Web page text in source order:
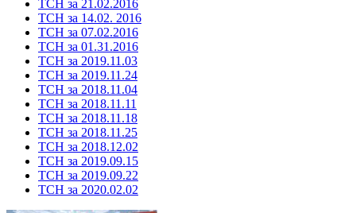
ТСН за 21.02.2016
ТСН за 14.02. 2016
ТСН за 07.02.2016
ТСН за 01.31.2016
ТСН за 2019.11.03
ТСН за 2019.11.24
ТСН за 2018.11.04
ТСН за 2018.11.11
ТСН за 2018.11.18
ТСН за 2018.11.25
ТСН за 2018.12.02
ТСН за 2019.09.15
ТСН за 2019.09.22
ТСН за 2020.02.02